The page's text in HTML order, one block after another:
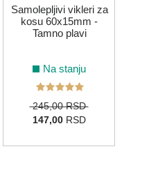
Samolepljivi vikleri za
kosu 60x15mm -
Tamno plavi
Na stanju
245,00 RSD
147,00RSD